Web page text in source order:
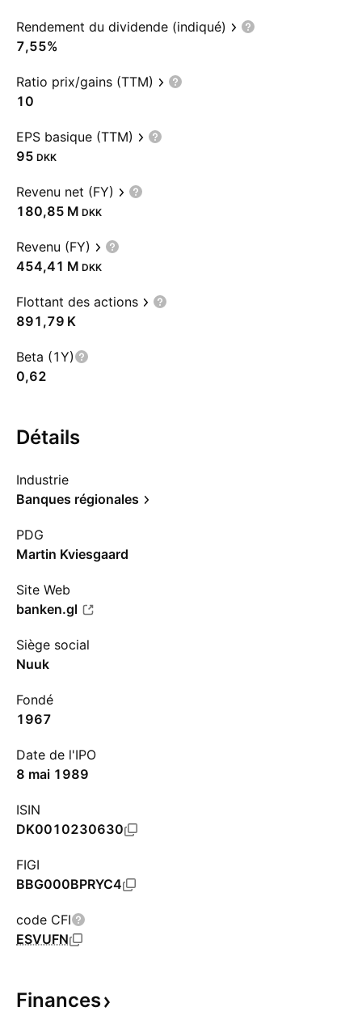
Rendement du dividende (indiqué)
7,55%
Ratio prix/gains (TTM)
10
EPS basique (TTM)
95 DKK
Revenu net (FY)
‪180,85 M‬ DKK
Revenu (FY)
‪454,41 M‬ DKK
Flottant des actions
‪891,79 K‬
Beta (1Y)
0,62
Détails
Industrie
Banques régionales
PDG
Martin Kviesgaard
Site Web
banken.gl
Siège social
Nuuk
Fondé
1967
Date de l'IPO
8 mai 1989
ISIN
DK0010230630
FIGI
BBG000BPRYC4
code CFI
ESVUFN
Finances